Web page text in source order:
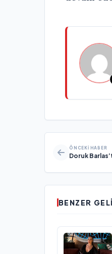
ÖNCEKI HABER
Doruk
BENZER